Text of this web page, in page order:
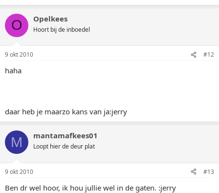
O Opelkees
Hoort bij de inboedel
9 okt 2010 #12
haha
daar heb je maarzo kans van ja:jerry
M mantamafkees01
Loopt hier de deur plat
9 okt 2010 #13
Ben dr wel hoor, ik hou jullie wel in de gaten. :jerry